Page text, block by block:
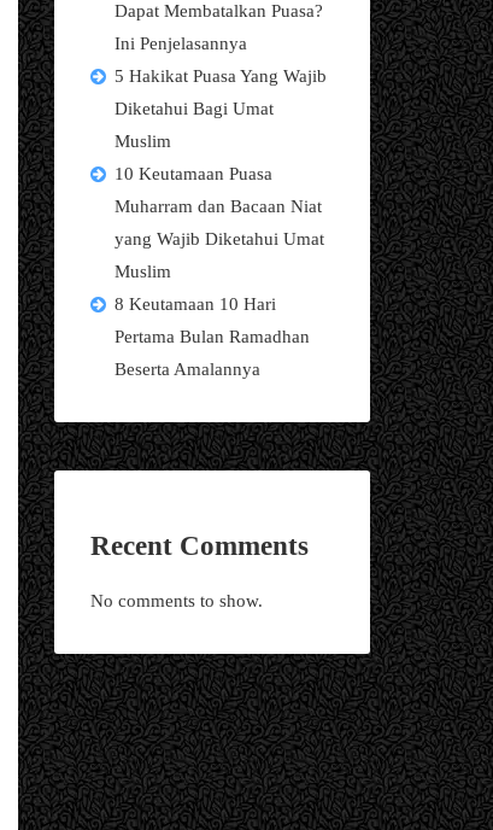
Dapat Membatalkan Puasa?
Ini Penjelasannya
5 Hakikat Puasa Yang Wajib
Diketahui Bagi Umat
Muslim
10 Keutamaan Puasa
Muharram dan Bacaan Niat
yang Wajib Diketahui Umat
Muslim
8 Keutamaan 10 Hari
Pertama Bulan Ramadhan
Beserta Amalannya
Recent Comments
No comments to show.